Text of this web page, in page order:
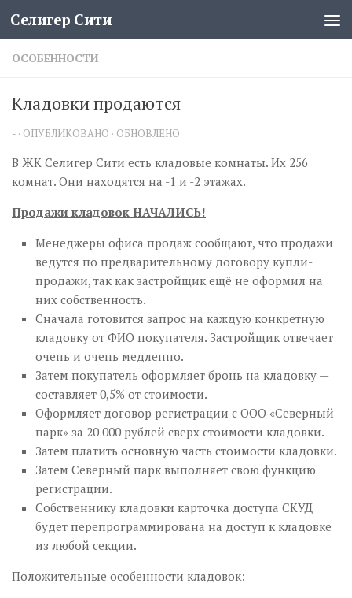
Перейти к содержимому
Селигер Сити
ОСОБЕННОСТИ
Кладовки продаются
- · ОПУБЛИКОВАНО · ОБНОВЛЕНО
В ЖК Селигер Сити есть кладовые комнаты. Их 256
комнат. Они находятся на -1 и -2 этажах.
Продажи кладовок НАЧАЛИСЬ!
Менеджеры офиса продаж сообщают, что продажи
ведутся по предварительному договору купли-
продажи, так как застройщик ещё не оформил на
них собственность.
Сначала готовится запрос на каждую конкретную
кладовку от ФИО покупателя. Застройщик отвечает
очень и очень медленно.
Затем покупатель оформляет бронь на кладовку —
составляет 0,5% от стоимости.
Оформляет договор регистрации с ООО «Северный
парк» за 20 000 рублей сверх стоимости кладовки.
Затем платить основную часть стоимости кладовки.
Затем Северный парк выполняет свою функцию
регистрации.
Собственнику кладовки карточка доступа СКУД
будет перепрограммирована на доступ к кладовке
из любой секции.
Положительные особенности кладовок: